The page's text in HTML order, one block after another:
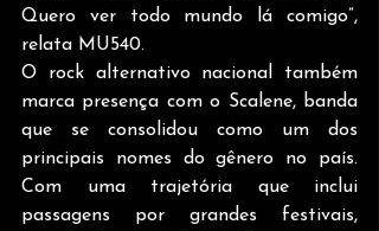
Quero ver todo mundo lá comigo”,
relata MU540.
O rock alternativo nacional também
marca presença com o Scalene, banda
que se consolidou como um dos
principais nomes do gênero no país.
Com uma trajetória que inclui
passagens por grandes festivais,